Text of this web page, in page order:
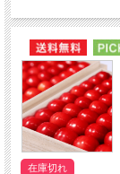
NEW
在庫切れ